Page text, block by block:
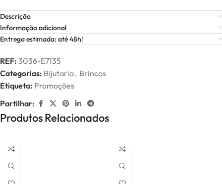
Descrição
Informação adicional
Entrega estimada: até 48h!
REF: 3036-E7135
Categorias: Bijutaria, Brincos
Etiqueta: Promoções
Partilhar:
Produtos Relacionados